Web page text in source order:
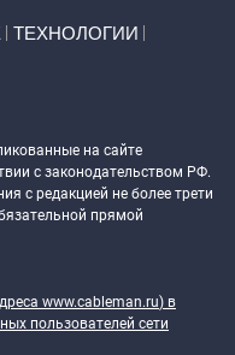
ТЕХНОЛОГИИ
на сайте
с законодательством РФ.
с редакцией не более трети
прямой
www.cableman.ru) в
пользователей сети